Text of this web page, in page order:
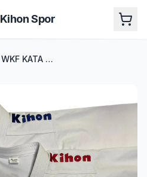
Kihon Spor
KİHON BUNKAİ WKF KATA MAVİ-KIRMIZI SET